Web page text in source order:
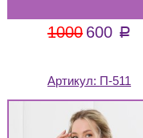
1000 600 a
Артикул: П-511